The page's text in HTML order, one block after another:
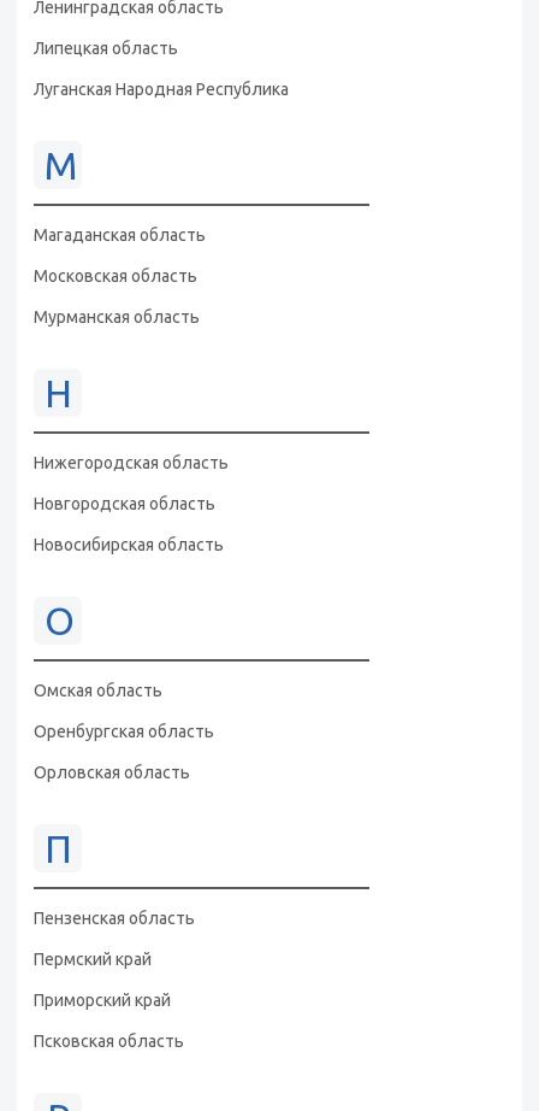
Ленинградская область
Липецкая область
Луганская Народная Республика
М
Магаданская область
Московская область
Мурманская область
Н
Нижегородская область
Новгородская область
Новосибирская область
О
Омская область
Оренбургская область
Орловская область
П
Пензенская область
Пермский край
Приморский край
Псковская область